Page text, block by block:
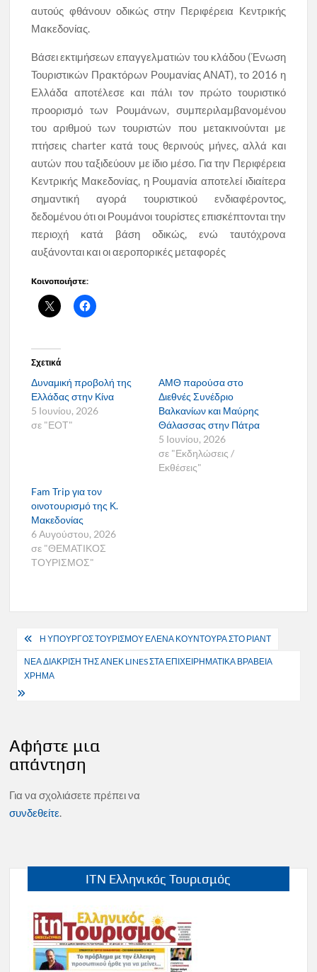
αυτούς φθάνουν οδικώς στην Περιφέρεια Κεντρικής
Μακεδονίας.
Βάσει εκτιμήσεων επαγγελματιών του κλάδου (Ένωση
Τουριστικών Πρακτόρων Ρουμανίας ΑΝΑΤ), το 2016 η
Ελλάδα αποτέλεσε και πάλι τον πρώτο τουριστικό
προορισμό των Ρουμάνων, συμπεριλαμβανομένου
του αριθμού των τουριστών που μετακινούνται με
πτήσεις charter κατά τους θερινούς μήνες, αλλά και
αυτών που ταξιδεύουν με ίδιο μέσο. Για την Περιφέρεια
Κεντρικής Μακεδονίας, η Ρουμανία αποτελεί ιδιαίτερα
σημαντική αγορά τουριστικού ενδιαφέροντος,
δεδομένου ότι οι Ρουμάνοι τουρίστες επισκέπτονται την
περιοχή κατά βάση οδικώς, ενώ ταυτόχρονα
αυξάνονται και οι αεροπορικές μεταφορές
Κοινοποιήστε:
Σχετικά
Δυναμική προβολή της
Ελλάδας στην Κίνα
5 Ιουνίου, 2026
σε "ΕΟΤ"
ΑΜΘ παρούσα στο
Διεθνές Συνέδριο
Βαλκανίων και Μαύρης
Θάλασσας στην Πάτρα
5 Ιουνίου, 2026
σε "Εκδηλώσεις /
Εκθέσεις"
Fam Trip για τον
οινοτουρισμό της Κ.
Μακεδονίας
6 Αυγούστου, 2026
σε "ΘΕΜΑΤΙΚΟΣ
ΤΟΥΡΙΣΜΟΣ"
Πλοήγηση
άρθρων
Η ΥΠΟΥΡΓΟΣ ΤΟΥΡΙΣΜΟΥ ΕΛΕΝΑ ΚΟΥΝΤΟΥΡΑ ΣΤΟ ΡΙΑΝΤ
ΝΕΑ ΔΙΑΚΡΙΣΗ ΤΗΣ ΑΝΕΚ LINES ΣΤΑ ΕΠΙΧΕΙΡΗΜΑΤΙΚΑ ΒΡΑΒΕΙΑ
ΧΡΗΜΑ
Αφήστε μια
απάντηση
Για να σχολιάσετε πρέπει να
συνδεθείτε.
ITN Ελληνικός Τουρισμός